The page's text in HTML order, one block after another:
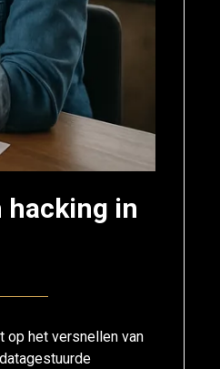
hacking in
op het versnellen van